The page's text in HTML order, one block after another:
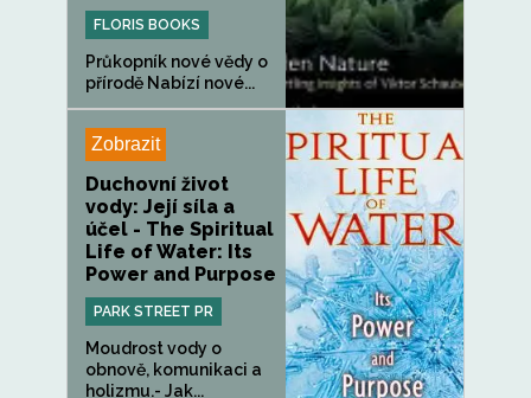
FLORIS BOOKS
Průkopník nové vědy o
přírodě Nabízí nové...
Zobrazit
Duchovní život
vody: Její síla a
účel - The Spiritual
Life of Water: Its
Power and Purpose
PARK STREET PR
Moudrost vody o
obnově, komunikaci a
holizmu.- Jak...